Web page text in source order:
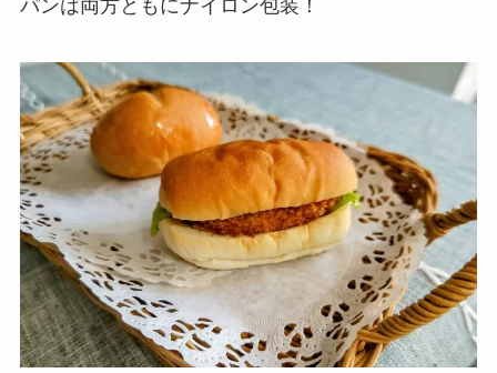
パンは両方ともにナイロン包装！